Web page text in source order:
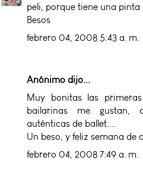
peli, porque tiene una pinta
Besos
febrero 04, 2008 5:43 a. m.
Anónimo dijo...
Muy bonitas las
bailarinas me gustan,
auténticas de ballet....
Un beso, y feliz semana de
febrero 04, 2008 7:49 a. m.